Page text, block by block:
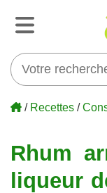
/ Recettes /
Rhum
liqueur